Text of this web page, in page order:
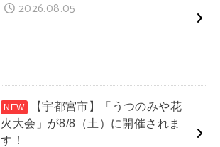
2026.08.05
【宇都宮市】「うつのみや花
火大会」が8/8（土）に開催されま
す！